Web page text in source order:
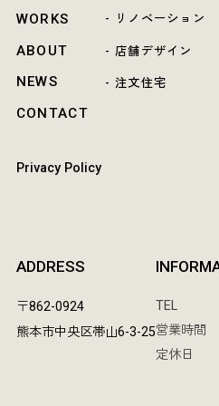
ADDRESS
〒862-0924
熊本市中央区帯山6-3-25
TEL
営業時間
定休日
WORKS - リノベーション
- 店舗デザイン
- 注文住宅
ABOUT
NEWS
CONTACT
Privacy Policy